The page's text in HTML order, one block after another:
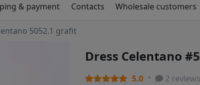
& payment Contacts Wholesale customers
5052.1 grafit
Dress Celentano
5.0 2 reviews